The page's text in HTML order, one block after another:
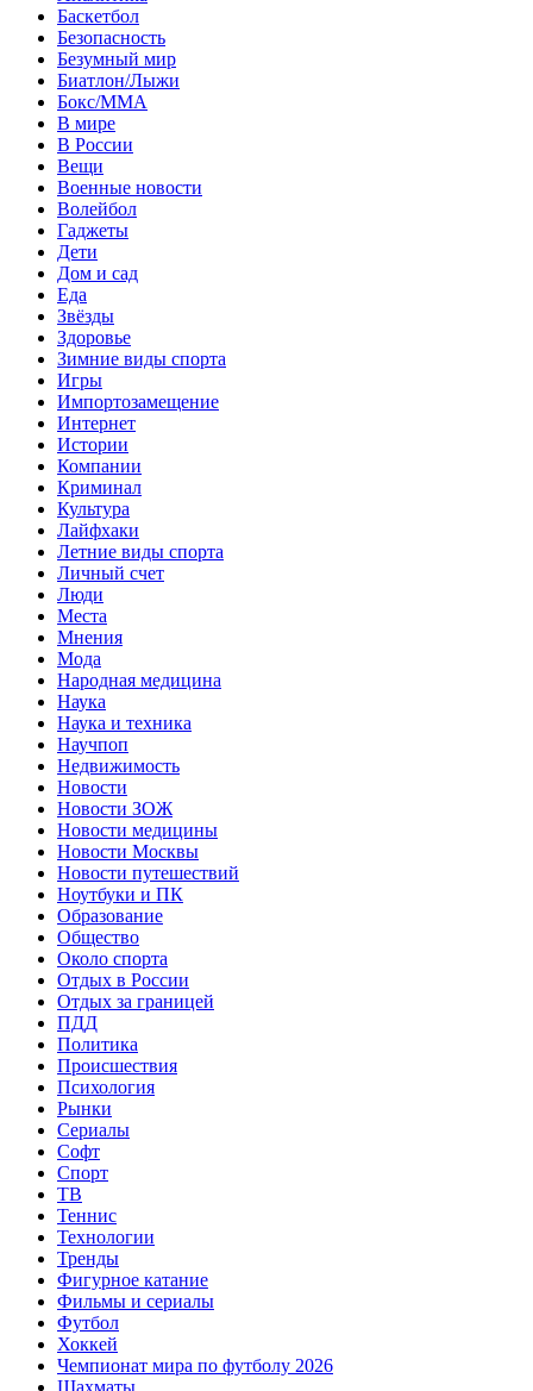
Баскетбол
Безопасность
Безумный мир
Биатлон/Лыжи
Бокс/MMA
В мире
В России
Вещи
Военные новости
Волейбол
Гаджеты
Дети
Дом и сад
Еда
Звёзды
Здоровье
Зимние виды спорта
Игры
Импортозамещение
Интернет
Истории
Компании
Криминал
Культура
Лайфхаки
Летние виды спорта
Личный счет
Люди
Места
Мнения
Мода
Народная медицина
Наука
Наука и техника
Научпоп
Недвижимость
Новости
Новости ЗОЖ
Новости медицины
Новости Москвы
Новости путешествий
Ноутбуки и ПК
Образование
Общество
Около спорта
Отдых в России
Отдых за границей
ПДД
Политика
Происшествия
Психология
Рынки
Сериалы
Софт
Спорт
ТВ
Теннис
Технологии
Тренды
Фигурное катание
Фильмы и сериалы
Футбол
Хоккей
Чемпионат мира по футболу 2026
Шахматы